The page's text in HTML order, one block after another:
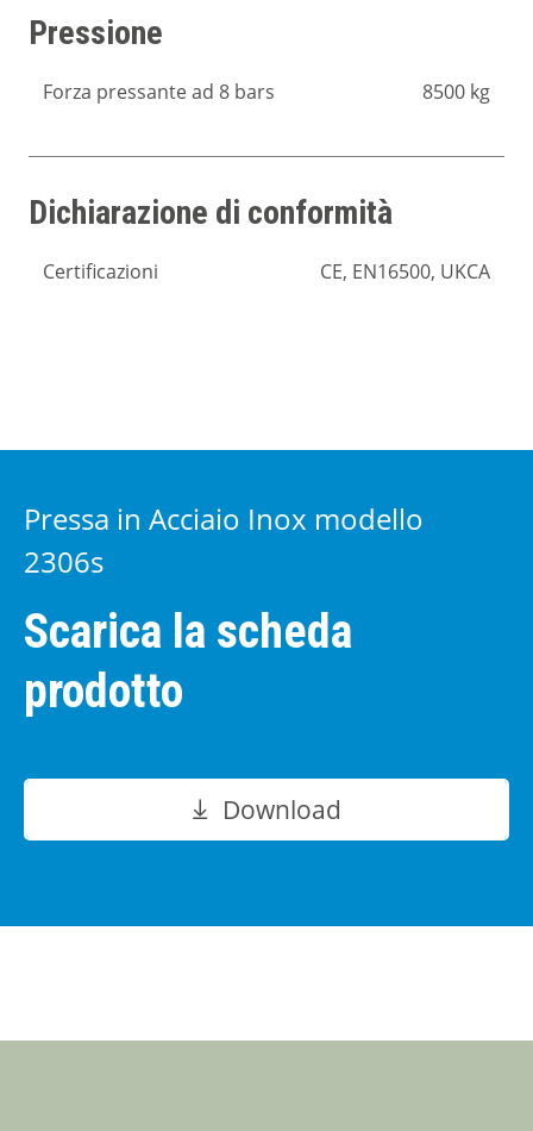
Pressione
Forza pressante ad 8 bars 8500 kg
Dichiarazione di conformità
Certificazioni CE, EN16500, UKCA
Pressa in Acciaio Inox modello
2306s
Scarica la scheda
prodotto
Download